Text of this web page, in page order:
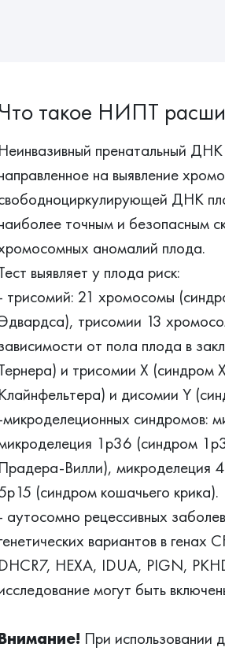
Что такое НИПТ
Неинвазивный пренатальный
на выявление
ДНК
точным и безопасным
аномалий плода.
выявляет у плода риск:
трисомий: 21 хромосомы
трисомии 13
от пола плода в
и трисомии Х (синдром
Клайнфельтера) и дисомии Y
синдромов:
1р36 (синдром
Прадера-Вилли), микроделеция
(синдром кошачьего крика).
аутосомно рецессивных
вариантов в генах
DHCR7, HEXA, IDUA, PIGN,
могут быть
При использовании